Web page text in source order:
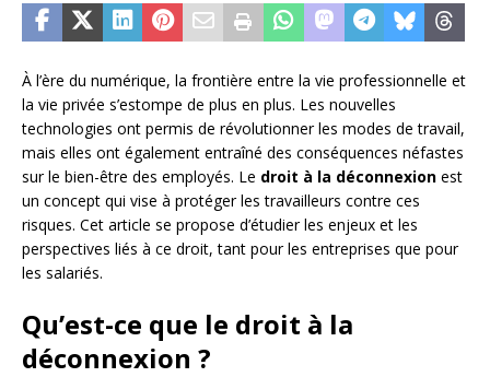
À l’ère du numérique, la frontière entre la vie professionnelle et
la vie privée s’estompe de plus en plus. Les nouvelles
technologies ont permis de révolutionner les modes de travail,
mais elles ont également entraîné des conséquences néfastes
sur le bien-être des employés. Le droit à la déconnexion est
un concept qui vise à protéger les travailleurs contre ces
risques. Cet article se propose d’étudier les enjeux et les
perspectives liés à ce droit, tant pour les entreprises que pour
les salariés.
Qu’est-ce que le droit à la
déconnexion ?